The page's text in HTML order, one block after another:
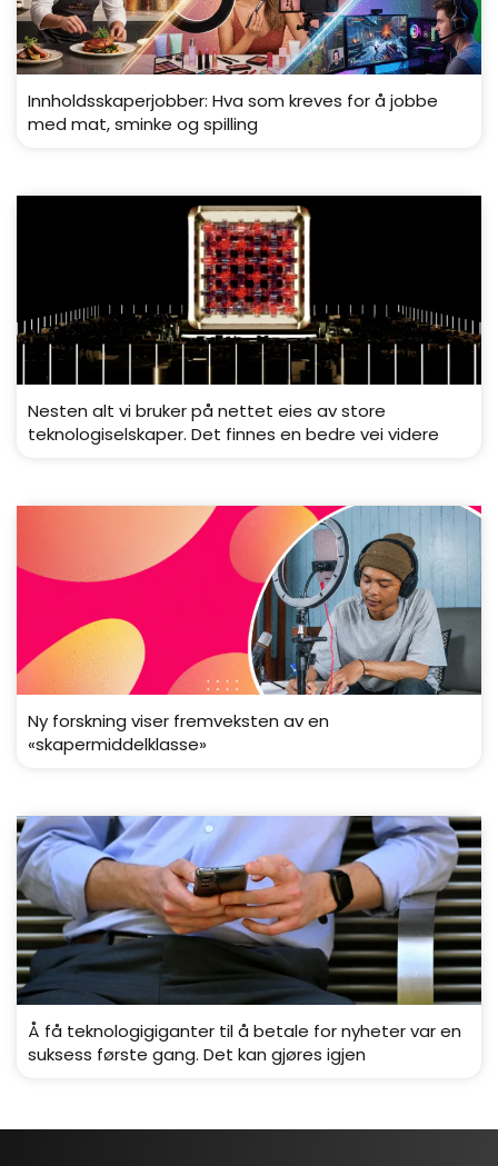
Innholdsskaperjobber: Hva som kreves for å jobbe
med mat, sminke og spilling
Nesten alt vi bruker på nettet eies av store
teknologiselskaper. Det finnes en bedre vei videre
Ny forskning viser fremveksten av en
«skapermiddelklasse»
Å få teknologigiganter til å betale for nyheter var en
suksess første gang. Det kan gjøres igjen